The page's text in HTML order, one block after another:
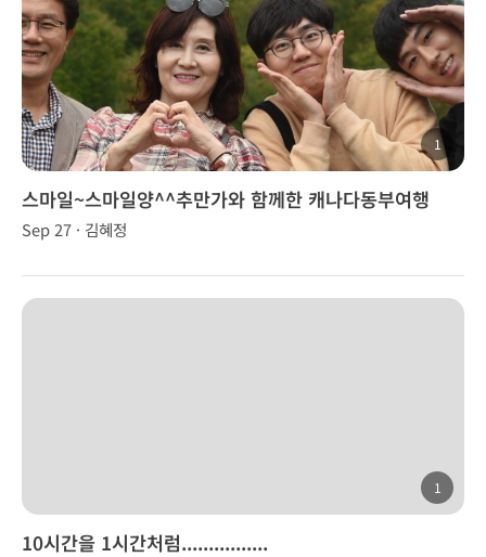
1
스마일~스마일양^^추만가와 함께한 캐나다동부여행
Sep 27 · 김혜정
1
10시간을 1시간처럼................